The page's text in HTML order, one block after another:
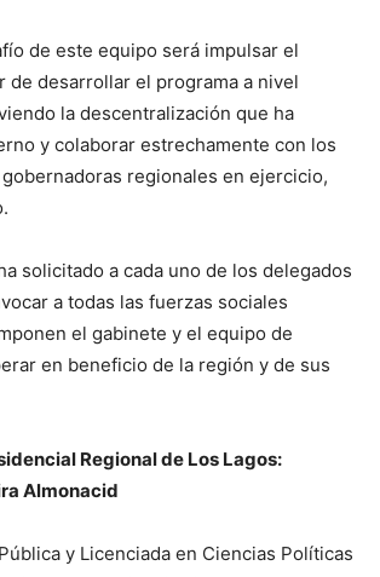
de este equipo será impulsar el
de desarrollar el programa a nivel
la descentralización que ha
y colaborar estrechamente con los
regionales en ejercicio,
solicitado a cada uno de los delegados
a todas las fuerzas sociales
el gabinete y el equipo de
en beneficio de la región y de sus
Regional de Los Lagos:
Almonacid
y Licenciada en Ciencias Políticas